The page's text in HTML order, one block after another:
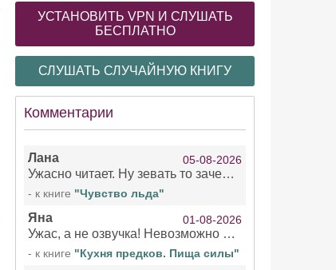
УСТАНОВИТЬ VPN И СЛУШАТЬ
БЕСПЛАТНО
СЛУШАТЬ СЛУЧАЙНУЮ КНИГУ
Комментарии
Лана 05-08-2026
Ужасно читает. Ну зевать то зачем. Уже не говорю, что ударения ставит, как хочет.
- к книге "Чувство льда"
Яна 01-08-2026
Ужас, а не озвучка! Невозможно вникать в смысл текста из за кривляний чтеца
- к книге "Кухня предков. Пища силы"